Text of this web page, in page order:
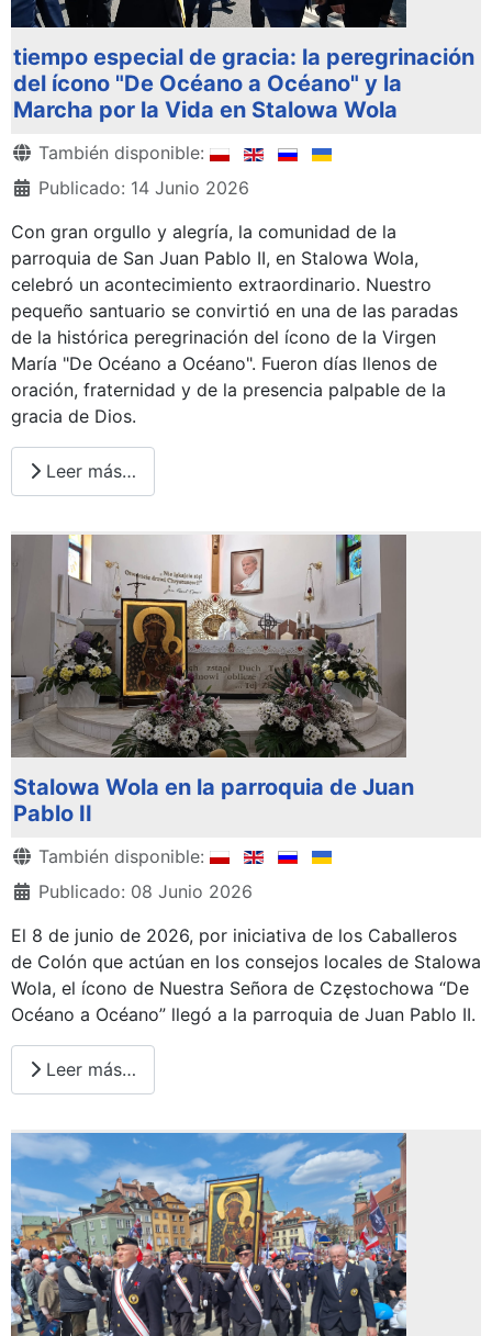
tiempo especial de gracia: la peregrinación
del ícono "De Océano a Océano" y la
Marcha por la Vida en Stalowa Wola
Detalles
También disponible:
Publicado: 14 Junio 2026
Con gran orgullo y alegría, la comunidad de la
parroquia de San Juan Pablo II, en Stalowa Wola,
celebró un acontecimiento extraordinario. Nuestro
pequeño santuario se convirtió en una de las paradas
de la histórica peregrinación del ícono de la Virgen
María "De Océano a Océano". Fueron días llenos de
oración, fraternidad y de la presencia palpable de la
gracia de Dios.
Leer más…
Stalowa Wola en la parroquia de Juan
Pablo II
Detalles
También disponible:
Publicado: 08 Junio 2026
El 8 de junio de 2026, por iniciativa de los Caballeros
de Colón que actúan en los consejos locales de Stalowa
Wola, el ícono de Nuestra Señora de Częstochowa “De
Océano a Océano” llegó a la parroquia de Juan Pablo II.
Leer más…